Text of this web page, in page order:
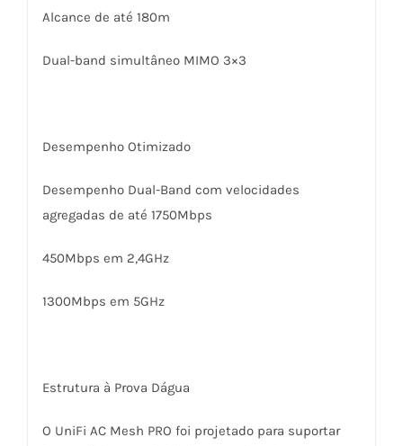
Alcance de até 180m
Dual-band simultâneo MIMO 3×3
Desempenho Otimizado
Desempenho Dual-Band com velocidades
agregadas de até 1750Mbps
450Mbps em 2,4GHz
1300Mbps em 5GHz
Estrutura à Prova Dágua
O UniFi AC Mesh PRO foi projetado para suportar